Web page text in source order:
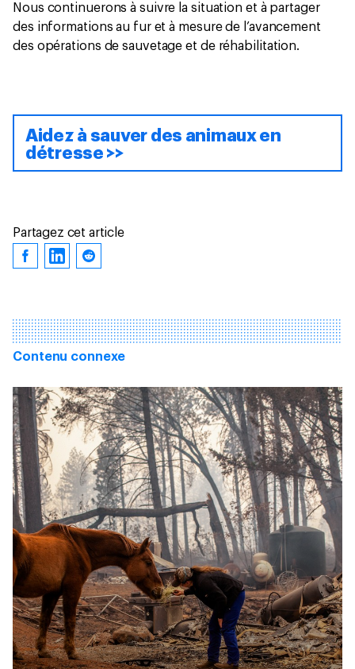
Nous continuerons à suivre la situation et à partager
des informations au fur et à mesure de l’avancement
des opérations de sauvetage et de réhabilitation.
Aidez à sauver des animaux en
détresse >>
Partagez cet article
Contenu connexe